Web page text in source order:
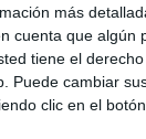
más
cuenta que algún
tiene el
Puede cambiar
clic en el